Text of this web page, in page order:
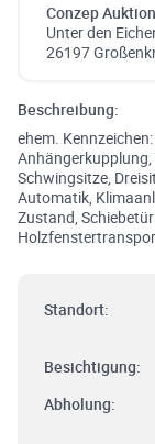
Conzep
Unter den
26197
Beschreibung:
ehem.
Schwingsitze,
Automatik,
Zustand,
Standort:
Besichtigung:
Abholung: